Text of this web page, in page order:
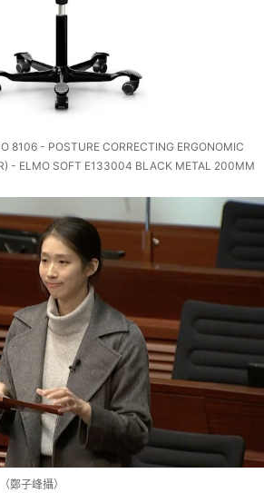
8106 - POSTURE CORRECTING ERGONOMIC
- ELMO SOFT E133004 BLACK METAL 200MM
鄭子峰攝）